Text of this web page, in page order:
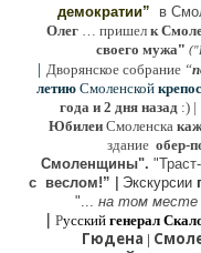
демократии” в
Олег … пришел к
своего мужа" ("
| Дворянское собрание “
летию Смоленской
года и 2 дня назад :) |
Юбилеи Смоленска
здание обер-
Cмоленщины".
с веслом!”
Экскурсии
"... на том месте
| Русский генерал
Гюдена |